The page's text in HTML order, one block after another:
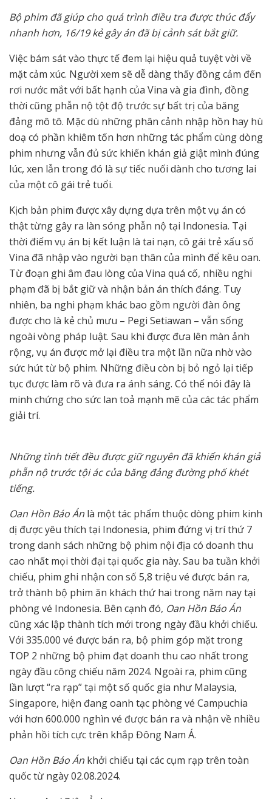
Bộ phim đã giúp cho quá trình điều tra được thúc đẩy
nhanh hơn, 16/19 kẻ gây án đã bị cảnh sát bắt giữ.
Việc bám sát vào thực tế đem lại hiệu quả tuyệt vời về
mặt cảm xúc. Người xem sẽ dễ dàng thấy đồng cảm đến
rơi nước mắt với bất hạnh của Vina và gia đình, đồng
thời cũng phẫn nộ tột độ trước sự bất trị của băng
đảng mô tô. Mặc dù những phân cảnh nhập hồn hay hù
doạ có phần khiêm tốn hơn những tác phẩm cùng dòng
phim nhưng vẫn đủ sức khiến khán giả giật mình đúng
lúc, xen lẫn trong đó là sự tiếc nuối dành cho tương lai
của một cô gái trẻ tuổi.
Kịch bản phim được xây dựng dựa trên một vụ án có
thật từng gây ra làn sóng phẫn nộ tại Indonesia. Tại
thời điểm vụ án bị kết luận là tai nạn, cô gái trẻ xấu số
Vina đã nhập vào người bạn thân của mình để kêu oan.
Từ đoạn ghi âm đau lòng của Vina quá cố, nhiều nghi
phạm đã bị bắt giữ và nhận bản án thích đáng. Tuy
nhiên, ba nghi phạm khác bao gồm người đàn ông
được cho là kẻ chủ mưu – Pegi Setiawan – vẫn sống
ngoài vòng pháp luật. Sau khi được đưa lên màn ảnh
rộng, vụ án được mở lại điều tra một lần nữa nhờ vào
sức hút từ bộ phim. Những điều còn bị bỏ ngỏ lại tiếp
tục được làm rõ và đưa ra ánh sáng. Có thể nói đây là
minh chứng cho sức lan toả mạnh mẽ của các tác phẩm
giải trí.
Những tình tiết đều được giữ nguyên đã khiến khán giả
phẫn nộ trước tội ác của băng đảng đường phố khét
tiếng.
Oan Hồn Báo Án là một tác phẩm thuộc dòng phim kinh
dị được yêu thích tại Indonesia, phim đứng vị trí thứ 7
trong danh sách những bộ phim nội địa có doanh thu
cao nhất mọi thời đại tại quốc gia này. Sau ba tuần khởi
chiếu, phim ghi nhận con số 5,8 triệu vé được bán ra,
trở thành bộ phim ăn khách thứ hai trong năm nay tại
phòng vé Indonesia. Bên cạnh đó, Oan Hồn Báo Án
cũng xác lập thành tích mới trong ngày đầu khởi chiếu.
Với 335.000 vé được bán ra, bộ phim góp mặt trong
TOP 2 những bộ phim đạt doanh thu cao nhất trong
ngày đầu công chiếu năm 2024. Ngoài ra, phim cũng
lần lượt “ra rạp” tại một số quốc gia như Malaysia,
Singapore, hiện đang oanh tạc phòng vé Campuchia
với hơn 600.000 nghìn vé được bán ra và nhận về nhiều
phản hồi tích cực trên khắp Đông Nam Á.
Oan Hồn Báo Án khởi chiếu tại các cụm rạp trên toàn
quốc từ ngày 02.08.2024.